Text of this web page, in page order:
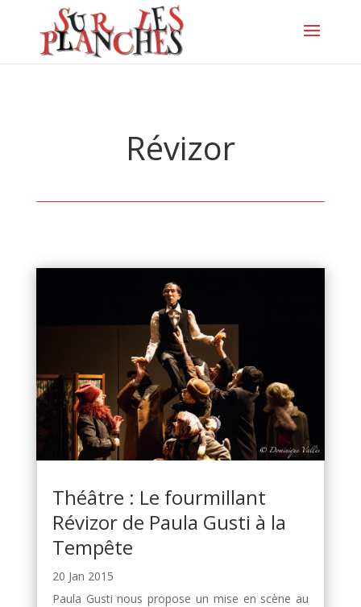
Révizor
Théâtre : Le fourmillant
Révizor de Paula Gusti à la
Tempête
20 Jan 2015
Paula Gusti nous propose un mise en scène au